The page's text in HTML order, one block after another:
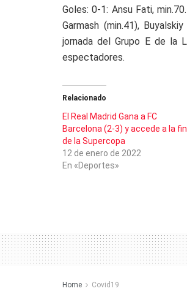
Goles: 0-1: Ansu Fati,
Garmash (min.41),
jornada del Grupo E de la
espectadores.
Relacionado
El Real Madrid Gana a FC
Barcelona (2-3) y accede a la
de la Supercopa
12 de enero de 2022
En «Deportes»
Home Covid19